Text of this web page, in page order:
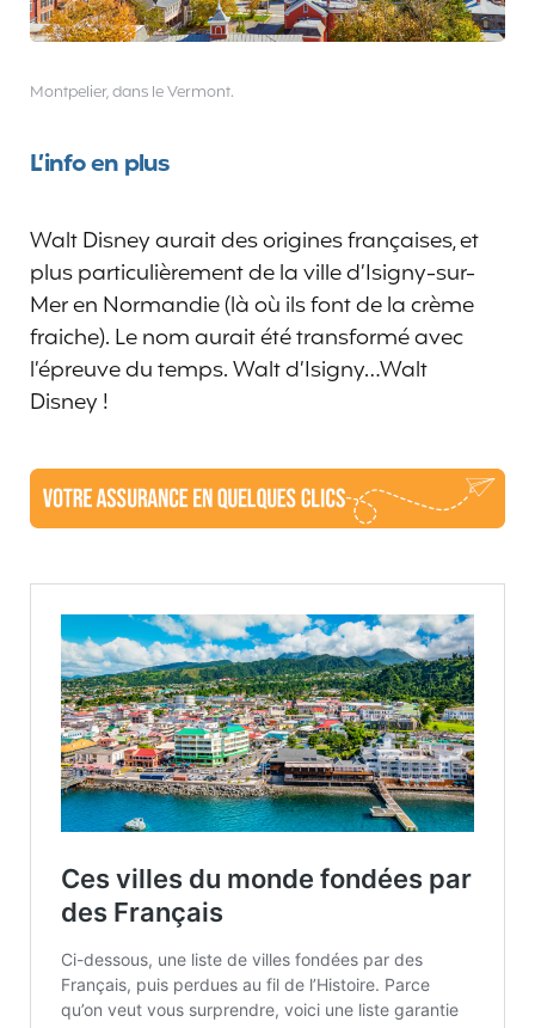
Montpelier, dans le Vermont.
L’info en plus
Walt Disney aurait des origines françaises, et
plus particulièrement de la ville d’Isigny-sur-
Mer en Normandie (là où ils font de la crème
fraiche). Le nom aurait été transformé avec
l’épreuve du temps. Walt d’Isigny…Walt
Disney !